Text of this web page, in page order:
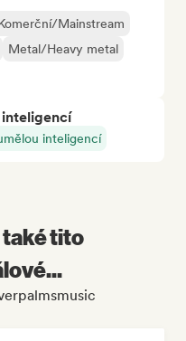
Mainstream
Metal/Heavy metal
inteligencí
inteligencí
také tito